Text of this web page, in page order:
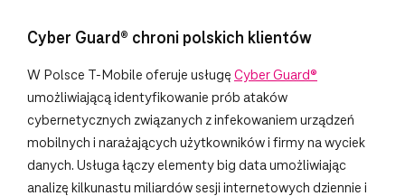
Cyber Guard® chroni polskich klientów
W Polsce T-Mobile oferuje usługę Cyber Guard®
umożliwiającą identyfikowanie prób ataków
cybernetycznych związanych z infekowaniem urządzeń
mobilnych i narażających użytkowników i firmy na wyciek
danych. Usługa łączy elementy big data umożliwiając
analizę kilkunastu miliardów sesji internetowych dziennie i